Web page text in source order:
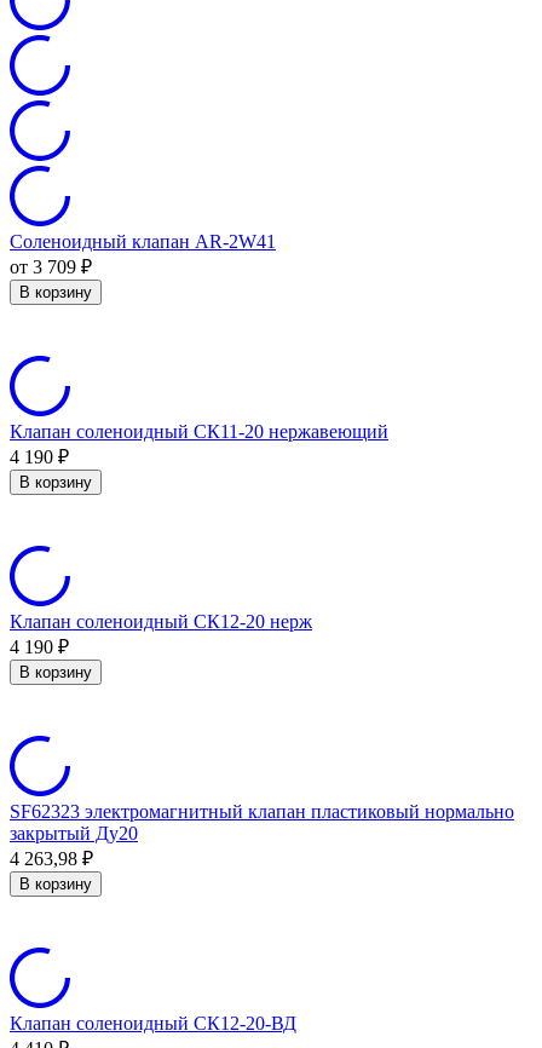
Соленоидный клапан AR-2W41
от 3 709 ₽
В корзину
Клапан соленоидный СК11-20 нержавеющий
4 190 ₽
В корзину
Клапан соленоидный СК12-20 нерж
4 190 ₽
В корзину
SF62323 электромагнитный клапан пластиковый нормально
закрытый Ду20
4 263,98 ₽
В корзину
Клапан соленоидный СК12-20-ВД